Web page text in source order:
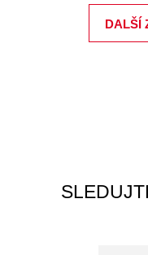
DALŠÍ